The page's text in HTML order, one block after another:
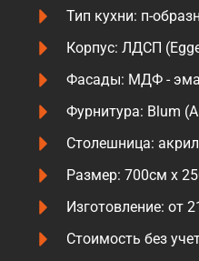
Тип кухни: п-
Корпус: ЛДСП
Фасады: МДФ -
Фурнитура: Blum
Столешница: акрил
Размер: 700см х
Изготовление: от
Стоимость без